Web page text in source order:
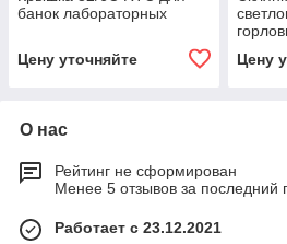
банок лабораторных
Цену уточняйте Цену
О нас
Рейтинг не сформирован
Менее 5 отзывов за последний
Работает с 23.12.2021